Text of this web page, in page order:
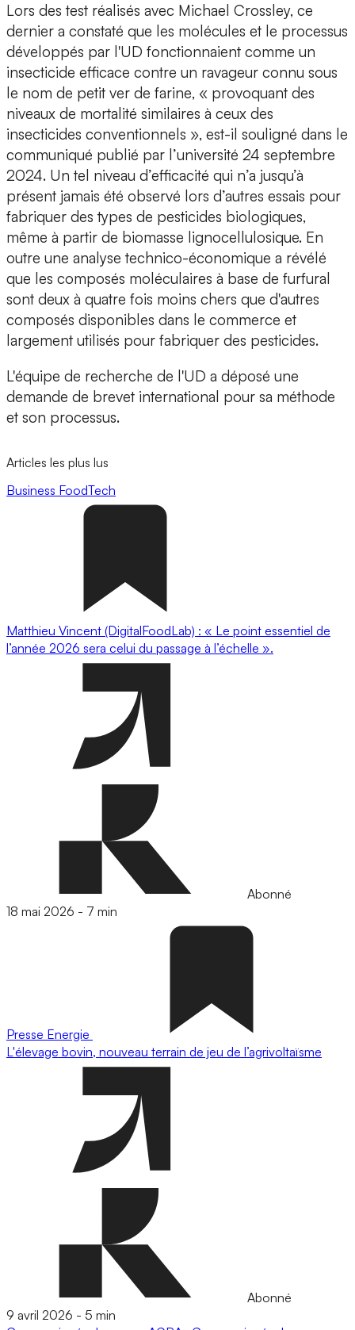
Lors des test réalisés avec Michael Crossley, ce
dernier a constaté que les molécules et le processus
développés par l'UD fonctionnaient comme un
insecticide efficace contre un ravageur connu sous
le nom de petit ver de farine, « provoquant des
niveaux de mortalité similaires à ceux des
insecticides conventionnels », est-il souligné dans le
communiqué publié par l’université 24 septembre
2024. Un tel niveau d’efficacité qui n’a jusqu’à
présent jamais été observé lors d’autres essais pour
fabriquer des types de pesticides biologiques,
même à partir de biomasse lignocellulosique. En
outre une analyse technico-économique a révélé
que les composés moléculaires à base de furfural
sont deux à quatre fois moins chers que d'autres
composés disponibles dans le commerce et
largement utilisés pour fabriquer des pesticides.
L'équipe de recherche de l'UD a déposé une
demande de brevet international pour sa méthode
et son processus.
Articles les plus lus
Business FoodTech
Matthieu Vincent (DigitalFoodLab) : « Le point essentiel de
l’année 2026 sera celui du passage à l’échelle ».
Abonné
18 mai 2026 - 7 min
Presse Energie
L'élevage bovin, nouveau terrain de jeu de l’agrivoltaïsme
Abonné
9 avril 2026 - 5 min